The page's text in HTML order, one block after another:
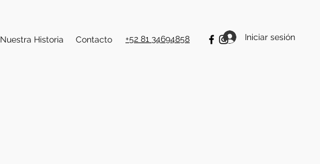
Nuestra Historia Contacto +52 81 34694858 Iniciar sesión